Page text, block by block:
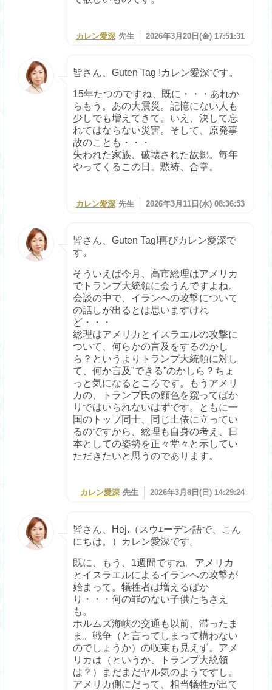
カレン愛深 先生 2026年3月20日(金) 17:51:31
皆さん、Guten Tag !カレン愛深です。
15年たつのですね、既に・・・あれか
らもう。あの大震災。記憶にない人も
少しでも増えてきて。いえ、決して忘
れてはならない災害。そして、原発事
故のことも・・・
失われた家族、破壊された故郷。毎年
やってくるこの日。黙祷、合掌。
カレン愛深 先生 2026年3月11日(水) 08:36:53
皆さん、Guten Tag!再びカレン愛深で
す。
そういえば今月、高市総理はアメリカ
でトランプ大統領に会うんですよね。
会談の中で、イランへの攻撃について
の話しが出るとは思いますけれ
ど・・・
総理はアメリカとイスラエルの攻撃に
ついて、何らかの言及をするのかし
ら？というよりトランプ大統領に対し
て、何か言及”できる”のかしら？ちょ
っと気になるところです。もうアメリ
カの、トランプ氏の顔色を窺ってばか
りではいられないはずです。ともに一
国のトップ同士、同じ土俵に立ってい
るのですから、総理も自身の考え、日
本としての姿勢を正々堂々と示してい
ただきたいと思うのであります。
カレン愛深 先生 2026年3月8日(日) 14:29:24
皆さん、Hej.（スウｴーデン語で、こん
にちは。）カレン愛深です。
既に、もう、1週間ですね。アメリカ
とイスラエルによるイランへの攻撃が
始まって。犠牲者は増えるばか
り・・・何の罪のない子供たちさえ
も。
ホルムズ海峡の交通も以前、滞ったま
ま。戦争（と言ってしまって構わない
のでしょうか）の収束も見えず。アメ
リカは（というか、トランプ大統領
は？）まだまだヤル気のようですし。
アメリカ側にだって、相当犠牲が出て